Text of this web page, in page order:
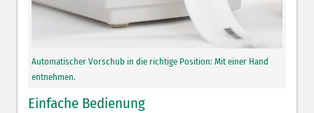
Automatischer Vorschub in die richtige Position: Mit einer Hand
entnehmen.
Einfache Bedienung